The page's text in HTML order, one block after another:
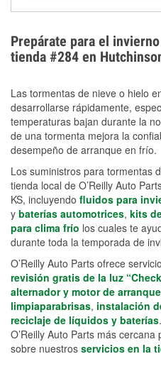
el sobrecalentamiento en
extremo. Aprende cómo
anticongelante en nuestra
Prepárate para el
tienda #284 en
Las tormentas de nieve o hielo
desarrollarse rápidamente,
temperaturas bajan durante la
de una tormenta mejora la
desempeño de arranque en frío.
Los suministros para tormentas
tienda local de O’Reilly Auto
KS, incluyendo fluidos para
y baterías automotrices, kits
para clima frío los cuales te
durante toda la temporada de
O’Reilly Auto Parts ofrece
revisión gratis de la luz
alternador y motor de arranque
limpiaparabrisas, instalación
reciclaje de líquidos y baterías
O’Reilly Auto Parts más
sobre nuestros servicios en la